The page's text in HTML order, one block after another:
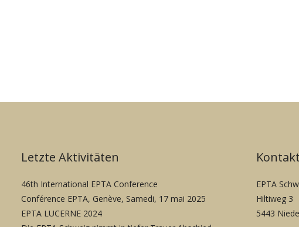
Letzte Aktivitäten
46th International EPTA Conference
Conférence EPTA, Genève, Samedi, 17 mai 2025
EPTA LUCERNE 2024
Kontakt
EPTA
Hiltiweg 3
5443